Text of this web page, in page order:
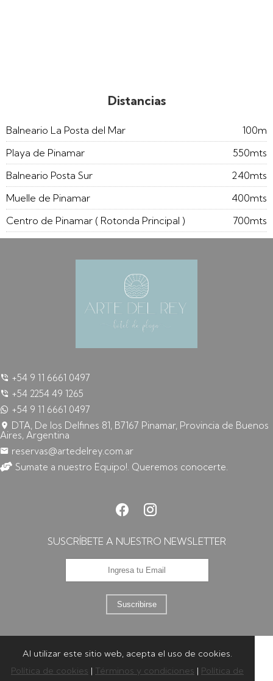
Distancias
Balneario La Posta del Mar
100m
Playa de Pinamar
550mts
Balneario Posta Sur
240mts
Muelle de Pinamar
400mts
Centro de Pinamar ( Rotonda Principal )
700mts
+54 9 11 6661 0497
+54 2254 49 1265
+54 9 11 6661 0497
DTA, De los Delfines 81, B7167 Pinamar, Provincia de Buenos
Aires, Argentina
reservas@artedelrey.com.ar
Sumate a nuestro Equipo!. Queremos conocerte.
SUSCRÍBETE A NUESTRO NEWSLETTER
Suscribirse
Al utilizar este sitio web, acepta el uso de cookies.
Política de cookies | Términos y condiciones | Política de